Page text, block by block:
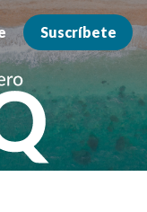
Suscríbete